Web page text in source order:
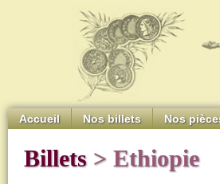
Accueil Nos billets Nos
Billets > Ethiopie